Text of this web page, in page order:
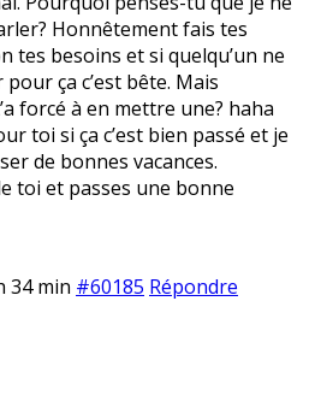
Honnêtement fais tes
tes besoins et si quelqu’un ne
ça c’est bête. Mais
forcé à en mettre une? haha
toi si ça c’est bien passé et je
de bonnes vacances.
toi et passes une bonne
34 min #60185 Répondre